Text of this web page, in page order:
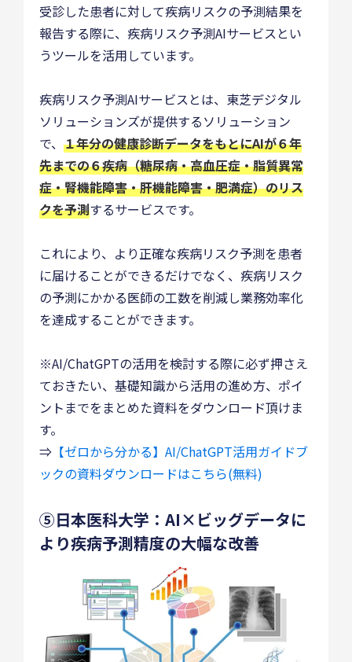
受診した患者に対して疾病リスクの予測結果を
報告する際に、疾病リスク予測AIサービスとい
うツールを活用しています。
疾病リスク予測AIサービスとは、東芝デジタル
ソリューションズが提供するソリューション
で、 １年分の健康診断データをもとにAIが６年
先までの６疾病（糖尿病・高血圧症・脂質異常
症・腎機能障害・肝機能障害・肥満症）のリス
クを予測するサービスです。
これにより、より正確な疾病リスク予測を患者
に届けることができるだけでなく、疾病リスク
の予測にかかる医師の工数を削減し業務効率化
を達成することができます。
※AI/ChatGPTの活用を検討する際に必ず押さえ
ておきたい、基礎知識から活用の進め方、ポイ
ントまでをまとめた資料をダウンロード頂けま
す。
⇒ 【ゼロから分かる】AI/ChatGPT活用ガイドブ
ックの資料ダウンロードはこちら(無料)
⑤日本医科大学：AI×ビッグデータに
より疾病予測精度の大幅な改善